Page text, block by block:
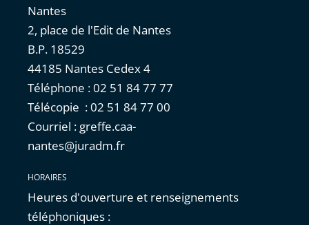
Nantes
2, place de l'Edit de Nantes
B.P. 18529
44185 Nantes Cedex 4
Téléphone : 02 51 84 77 77
Télécopie : 02 51 84 77 00
Courriel : greffe.caa-
nantes@juradm.fr
HORAIRES
Heures d'ouverture et renseignements
téléphoniques :